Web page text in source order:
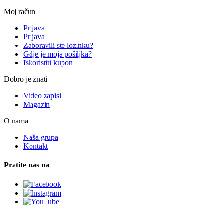
Moj račun
Prijava
Prijava
Zaboravili ste lozinku?
Gdje je moja pošiljka?
Iskoristiti kupon
Dobro je znati
Video zapisi
Magazin
O nama
Naša grupa
Kontakt
Pratite nas na